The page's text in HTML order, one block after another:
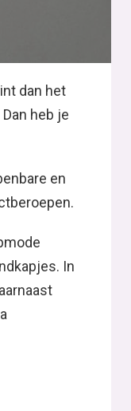
dan het
heb je
en
In